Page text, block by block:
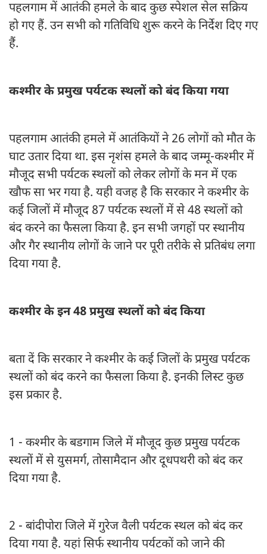
पहलगाम में आतंकी हमले के बाद कुछ स्पेशल सेल सक्रिय
हो गए हैं. उन सभी को गतिविधि शुरू करने के निर्देश दिए गए
हैं.
कश्मीर के प्रमुख पर्यटक स्थलों को बंद किया गया
पहलगाम आतंकी हमले में आतंकियों ने 26 लोगों को मौत के
घाट उतार दिया था. इस नृशंस हमले के बाद जम्मू-कश्मीर में
मौजूद सभी पर्यटक स्थलों को लेकर लोगों के मन में एक
खौफ सा भर गया है. यही वजह है कि सरकार ने कश्मीर के
कई जिलों में मौजूद 87 पर्यटक स्थलों में से 48 स्थलों को
बंद करने का फैसला किया है. इन सभी जगहों पर स्थानीय
और गैर स्थानीय लोगों के जाने पर पूरी तरीके से प्रतिबंध लगा
दिया गया है.
कश्मीर के इन 48 प्रमुख स्थलों को बंद किया
बता दें कि सरकार ने कश्मीर के कई जिलों के प्रमुख पर्यटक
स्थलों को बंद करने का फैसला किया है. इनकी लिस्ट कुछ
इस प्रकार है.
1 - कश्मीर के बडगाम जिले में मौजूद कुछ प्रमुख पर्यटक
स्थलों में से युसमर्ग, तोसामैदान और दूधपथरी को बंद कर
दिया गया है.
2 - बांदीपोरा जिले में गुरेज वैली पर्यटक स्थल को बंद कर
दिया गया है. यहां सिर्फ स्थानीय पर्यटकों को जाने की